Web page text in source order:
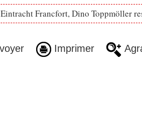
Francfort, Dino Toppmöller
Imprimer